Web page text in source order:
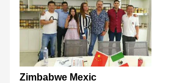
Zimbabwe Mexic